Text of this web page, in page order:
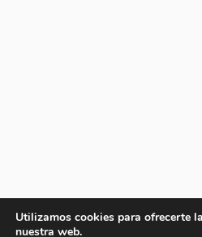
Utilizamos cookies para ofrecerte
nuestra web.